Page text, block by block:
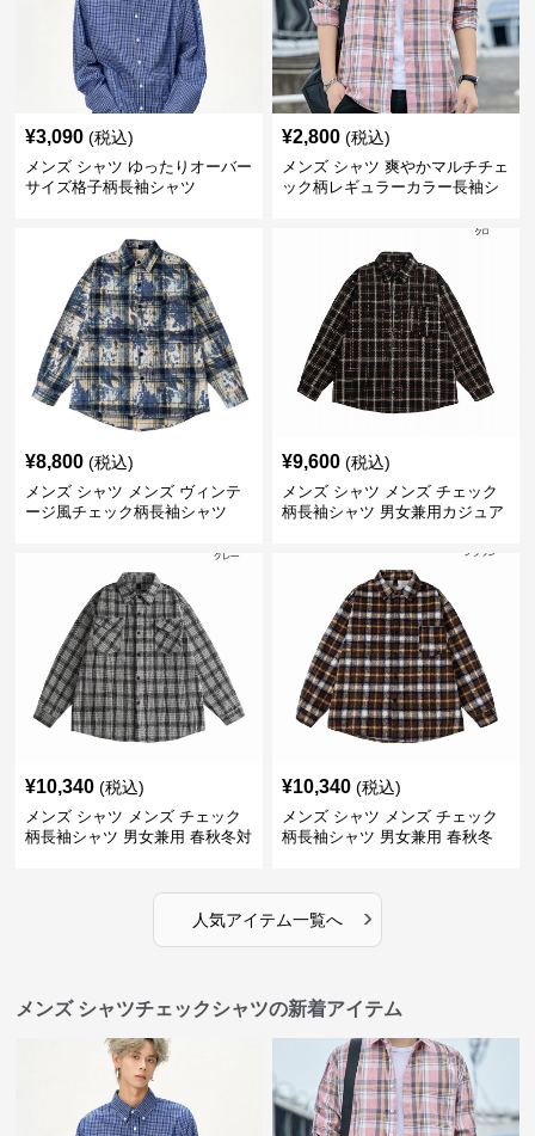
¥3,090 (税込)
メンズ シャツ ゆったりオーバー
サイズ格子柄長袖シャツ
¥2,800 (税込)
メンズ シャツ 爽やかマルチチェ
ック柄レギュラーカラー長袖シ
¥8,800 (税込)
メンズ シャツ メンズ ヴィンテ
ージ風チェック柄長袖シャツ
¥9,600 (税込)
メンズ シャツ メンズ チェック
柄長袖シャツ 男女兼用カジュア
¥10,340 (税込)
メンズ シャツ メンズ チェック
柄長袖シャツ 男女兼用 春秋冬対
¥10,340 (税込)
メンズ シャツ メンズ チェック
柄長袖シャツ 男女兼用 春秋冬
人気アイテム一覧へ ›
メンズ シャツチェックシャツの新着アイテム